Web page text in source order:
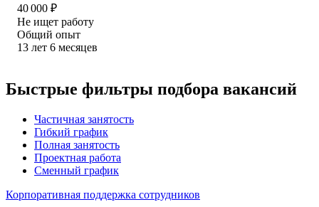
40 000 ₽
Не ищет работу
Общий опыт
13 лет 6 месяцев
Быстрые фильтры подбора вакансий
Частичная занятость
Гибкий график
Полная занятость
Проектная работа
Сменный график
Корпоративная поддержка сотрудников